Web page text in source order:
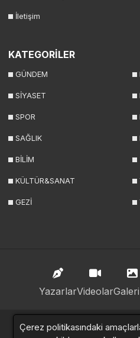
İletişim
KATEGORİLER
GÜNDEM
SİYASET
SPOR
SAĞLIK
BİLİM
KÜLTÜR&SANAT
GEZİ
YazarlarVideolar
haberde.net © 2024.
Çerez politikasındaki